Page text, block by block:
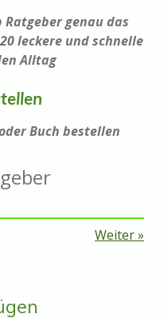
genau das
leckere und schnelle
Alltag
Buch bestellen
Weiter»